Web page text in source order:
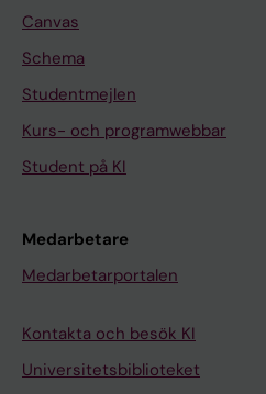
Canvas
Schema
Studentmejlen
Kurs- och programwebbar
Student på KI
Medarbetare
Medarbetarportalen
Kontakta och besök KI
Universitetsbiblioteket